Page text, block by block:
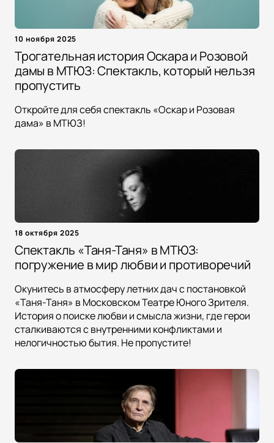
10 ноября 2025
Трогательная история Оскара и Розовой
дамы в МТЮЗ: Спектакль, который нельзя
пропустить
Откройте для себя спектакль «Оскар и Розовая
дама» в МТЮЗ!
18 октября 2025
Спектакль «Таня-Таня» в МТЮЗ:
погружение в мир любви и противоречий
Окунитесь в атмосферу летних дач с постановкой
«Таня-Таня» в Московском Театре Юного Зрителя.
История о поиске любви и смысла жизни, где герои
сталкиваются с внутренними конфликтами и
нелогичностью бытия. Не пропустите!